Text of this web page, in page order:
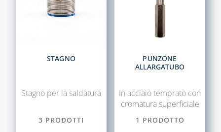
CAPITOLO 06
MISURATORI TDS,
BLUE KIT LINEA
CARTUCCE
STAGNO
Stagno per la saldatura
3 PRODOTTI
PUNZONE
ALLARGATUBO
In acciaio temprato con
cromatura superficiale
1 PRODOTTO